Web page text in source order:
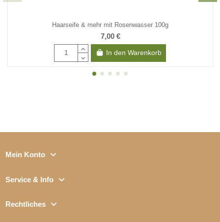
Haarseife & mehr mit Rosenwasser 100g
7,00 €
In den Warenkorb
Mein Konto
Service & Info
Rechtliches